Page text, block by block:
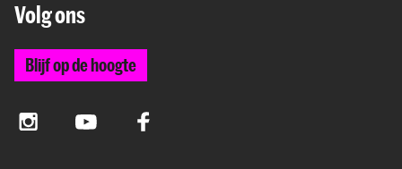
Volg ons
Blijf op de hoogte
InstagramYouTube Facebook